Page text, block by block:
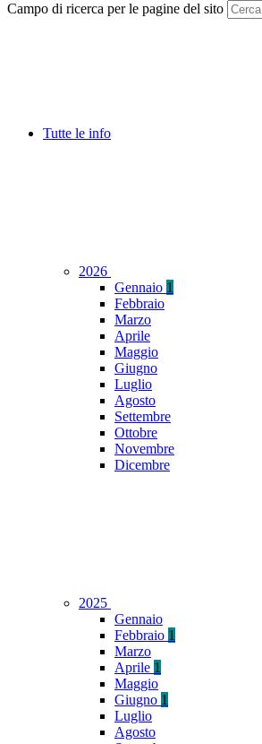
Campo di ricerca per le pagine del sito
Tutte le info
2026
Gennaio 1
Febbraio
Marzo
Aprile
Maggio
Giugno
Luglio
Agosto
Settembre
Ottobre
Novembre
Dicembre
2025
Gennaio
Febbraio 1
Marzo
Aprile 1
Maggio
Giugno 1
Luglio
Agosto